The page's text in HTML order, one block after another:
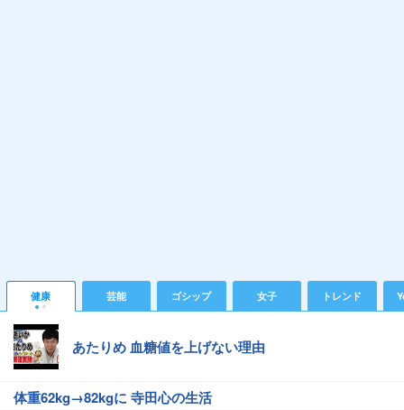
健康 芸能 ゴシップ 女子 トレンド
あたりめ 血糖値を上げない理由
体重62kg→82kgに 寺田心の生活